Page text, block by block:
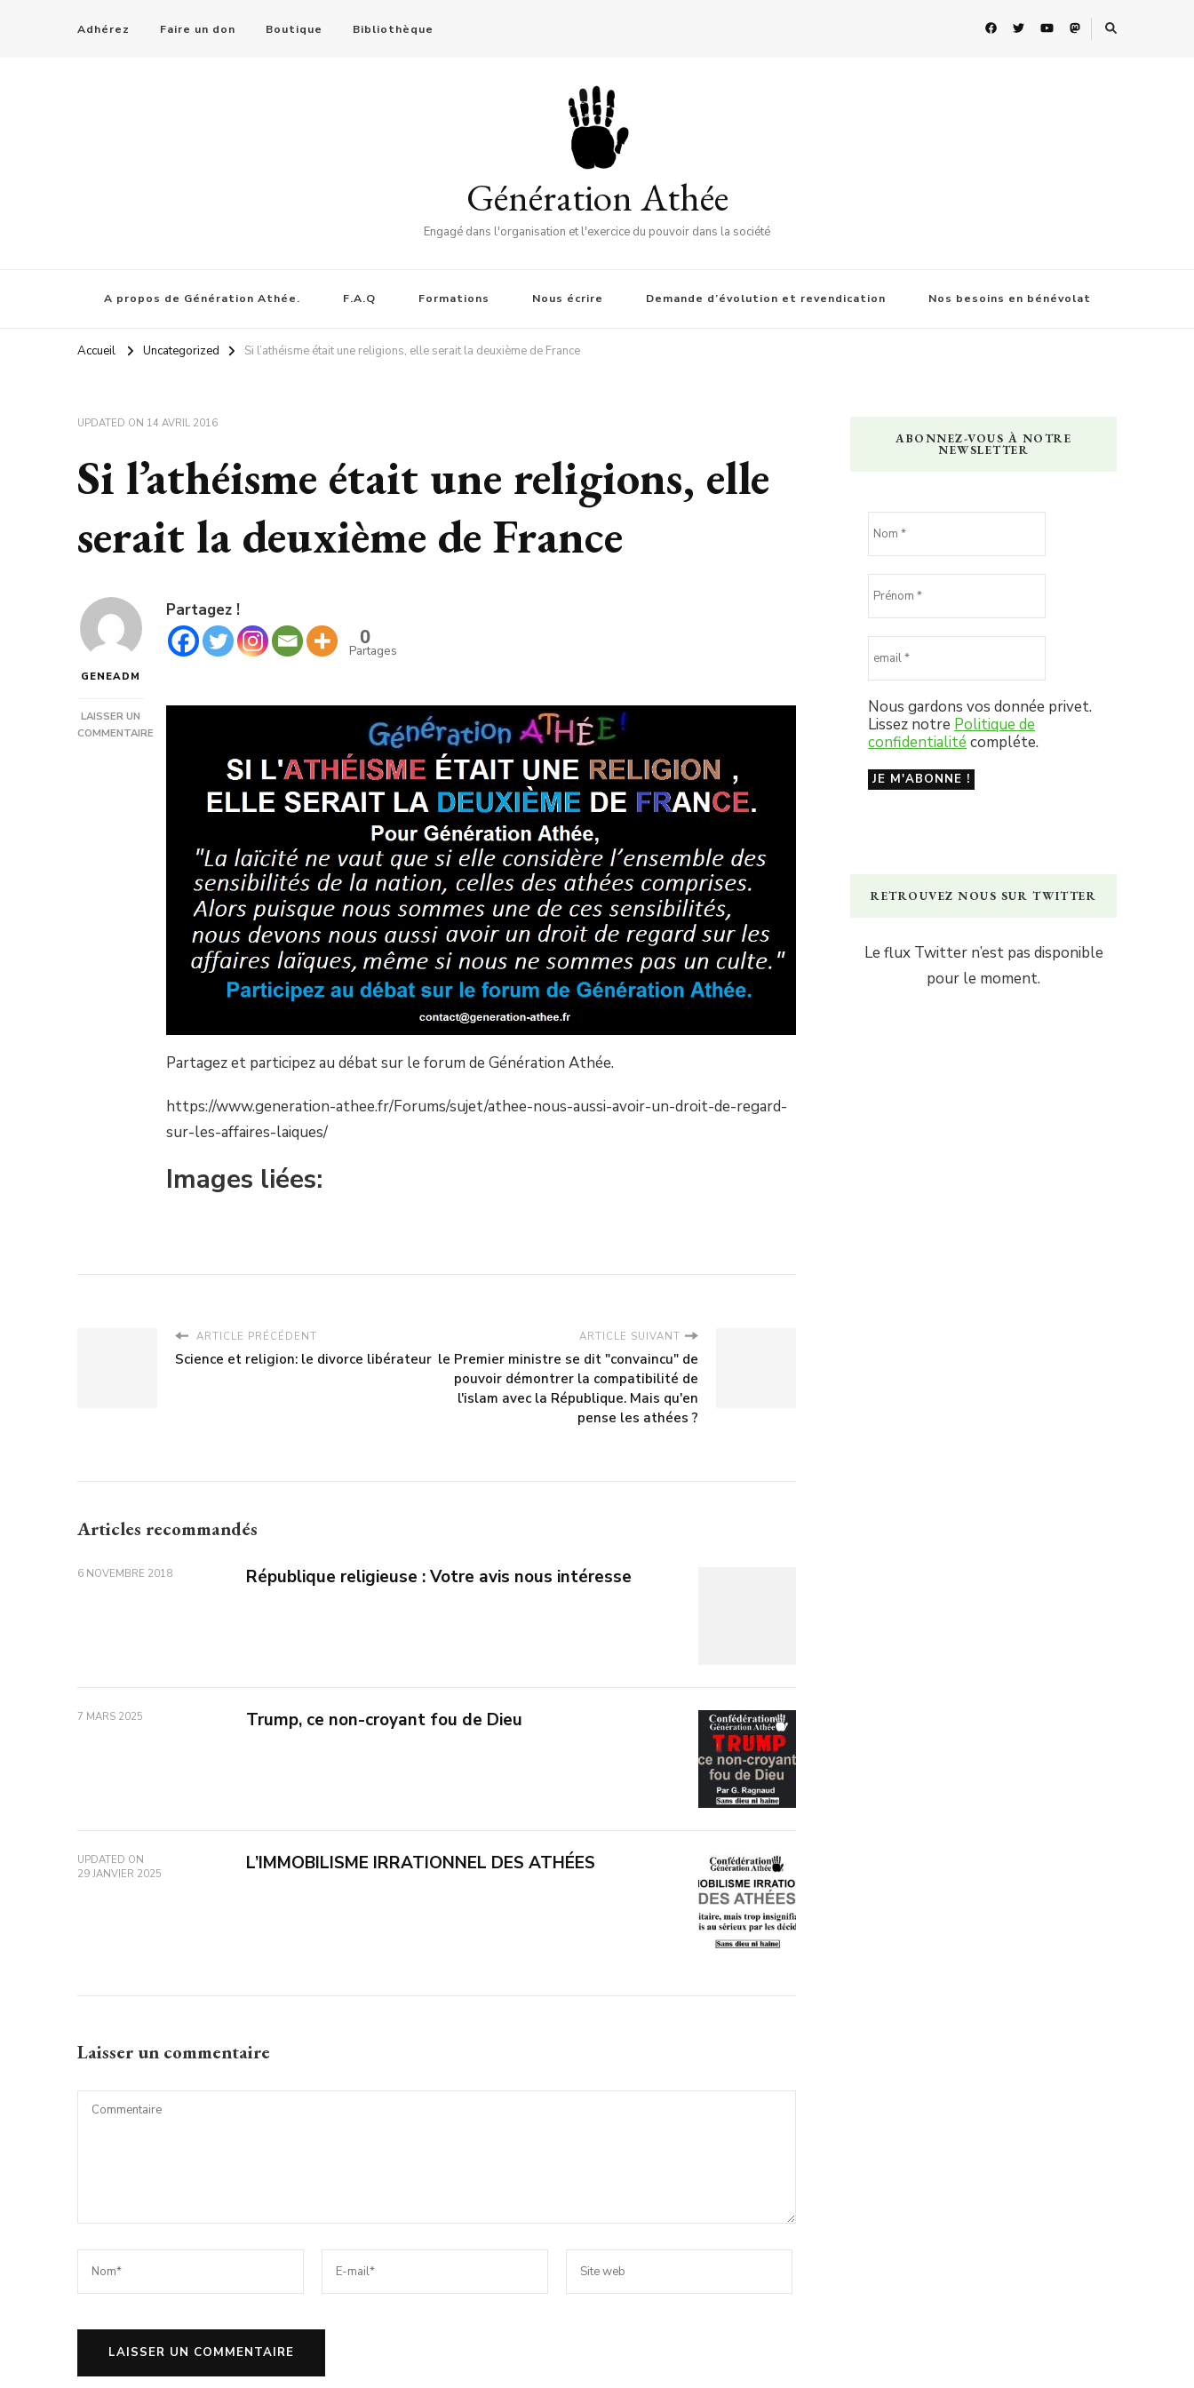
Adhérez Faire un don Boutique Bibliothèque
Génération Athée
Engagé dans l'organisation et l'exercice du pouvoir dans la société
A propos de Génération Athée. F.A.Q Formations Nous écrire Demande d’évolution et revendication Nos besoins en bénévolat
Accueil Uncategorized Si l’athéisme était une religions, elle serait la deuxième de France
UPDATED ON 14 AVRIL 2016
Si l’athéisme était une religions, elle
serait la deuxième de France
GENEADM
LAISSER UN
COMMENTAIRE
Partagez !
0
Partages
Partagez et participez au débat sur le forum de Génération Athée.
https://www.generation-athee.fr/Forums/sujet/athee-nous-aussi-avoir-un-droit-de-regard-
sur-les-affaires-laiques/
Images liées:
ARTICLE PRÉCÉDENT
Science et religion: le divorce libérateur
ARTICLE SUIVANT
le Premier ministre se dit "convaincu" de
pouvoir démontrer la compatibilité de
l'islam avec la République. Mais qu'en
pense les athées ?
Articles recommandés
6 NOVEMBRE 2018 République religieuse : Votre avis nous intéresse
7 MARS 2025 Trump, ce non-croyant fou de Dieu
UPDATED ON
29 JANVIER 2025
L’IMMOBILISME IRRATIONNEL DES ATHÉES
Laisser un commentaire
ABONNEZ-VOUS À NOTRE
NEWSLETTER
Nous gardons vos donnée privet.
Lissez notre Politique de
confidentialité compléte.
RETROUVEZ NOUS SUR TWITTER
Le flux Twitter n’est pas disponible
pour le moment.